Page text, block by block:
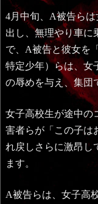
4月中旬、A被告ら
出し、無理やり車に
で、A被告と彼女を
特定少年）らは、女
の辱めを与え、集団
女子高校生が途中の
害者らが「この子は
れ戻しさらに激昂し
ます。
A被告らは、女子高